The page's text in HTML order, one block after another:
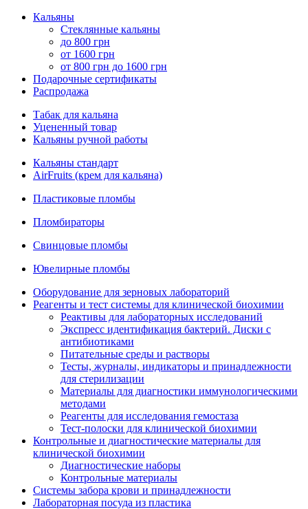
Кальяны
Стеклянные кальяны
до 800 грн
от 1600 грн
от 800 грн до 1600 грн
Подарочные сертификаты
Распродажа
Табак для кальяна
Уцененный товар
Кальяны ручной работы
Кальяны стандарт
AirFruits (крем для кальяна)
Пластиковые пломбы
Пломбираторы
Свинцовые пломбы
Ювелирные пломбы
Оборудование для зерновых лабораторий
Реагенты и тест системы для клинической биохимии
Реактивы для лабораторных исследований
Экспресс идентификация бактерий. Диски с
антибиотиками
Питательные среды и растворы
Тесты, журналы, индикаторы и принадлежности
для стерилизации
Материалы для диагностики иммунологическими
методами
Реагенты для исследования гемостаза
Тест-полоски для клинической биохимии
Контрольные и диагностические материалы для
клинической биохимии
Диагностические наборы
Контрольные материалы
Системы забора крови и принадлежности
Лабораторная посуда из пластика